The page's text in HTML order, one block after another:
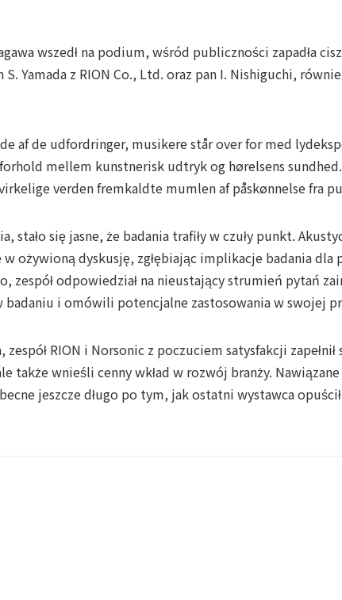
wszedł na podium, wśród publiczności zapadła
Yamada z RION Co., Ltd. oraz pan I. Nishiguchi,
af de udfordringer, musikere står over for med
mellem kunstnerisk udtryk og hørelsens
verden fremkaldte mumlen af påskønnelse fra
stało się jasne, że badania trafiły w czuły punkt.
ożywioną dyskusję, zgłębiając implikacje badania dla
zespół odpowiedział na nieustający strumień pytań
i omówili potencjalne zastosowania w swojej
zespół RION i Norsonic z poczuciem satysfakcji
także wnieśli cenny wkład w rozwój branży.
jeszcze długo po tym, jak ostatni wystawca